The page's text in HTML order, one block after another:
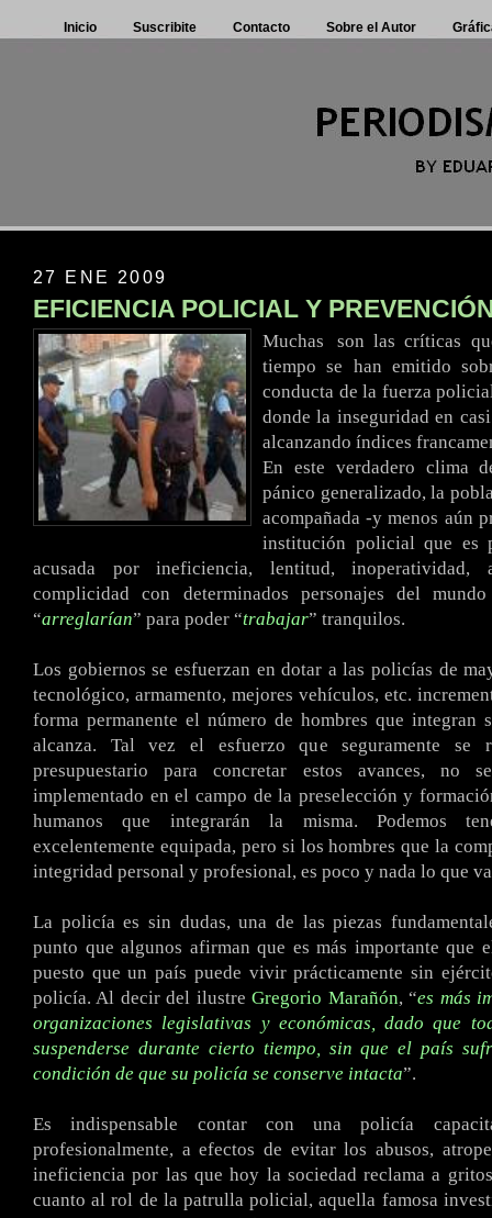
Inicio Suscribite Contacto Sobre el Autor
27 ENE 2009
EFICIENCIA POLICIAL Y
Muchas ..son .las .críticas
tiempo se han emitido
conducta de la fuerza
donde la inseguridad en
alcanzando índices
En este verdadero clima
pánico generalizado, la
acompañada -y menos aún
institución policial que es
acusada por ineficiencia, lentitud, inoperatividad,
complicidad con determinados personajes del
“arreglarían” para poder “trabajar” tranquilos.
Los gobiernos se esfuerzan en dotar a las policías de
tecnológico, armamento, mejores vehículos, etc.
forma permanente el número de hombres que integran
alcanza. Tal vez el esfuerzo que seguramente se
presupuestario para concretar estos avances, no
implementado en el campo de la preselección y
humanos que integrarán la misma. Podemos
excelentemente equipada, pero si los hombres que la
integridad personal y profesional, es poco y nada lo que
La policía es sin dudas, una de las piezas
punto que algunos afirman que es más importante que
puesto que un país puede vivir prácticamente sin
policía. Al decir del ilustreGregorio Marañón, “es más
organizaciones legislativas y económicas, dado que
suspenderse durante cierto tiempo, sin que el país
condición de que su policía se conserve intacta”.
Es indispensable contar con una policía
profesionalmente, a efectos de evitar los abusos,
ineficiencia por las que hoy la sociedad reclama a
cuanto al rol de la patrulla policial, aquella famosa